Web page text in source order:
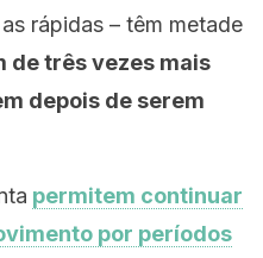
rápidas – têm metade
de três vezes mais
depois de serem
permitem continuar
por períodos